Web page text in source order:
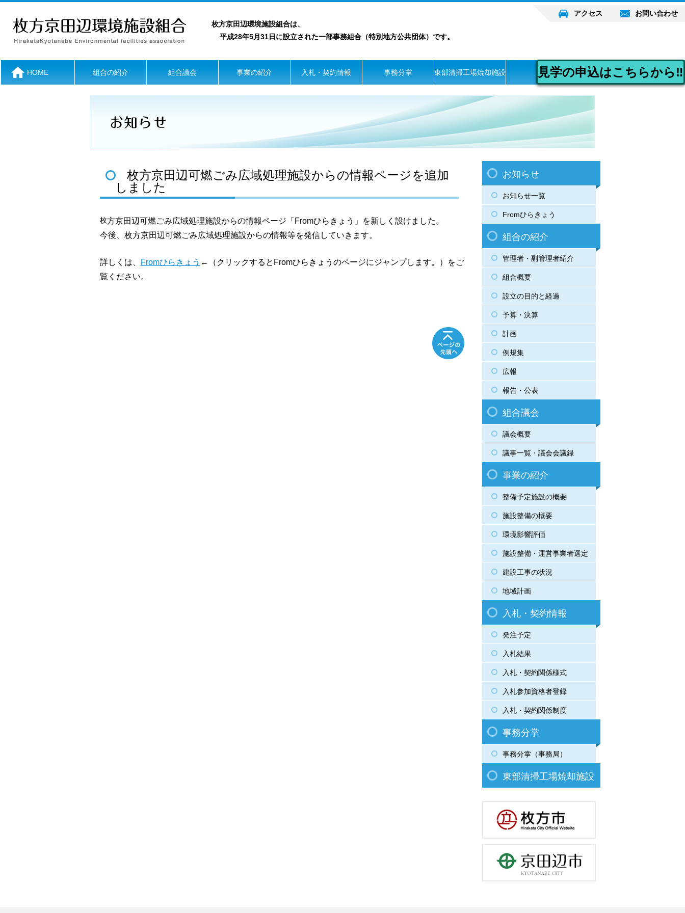
枚方京田辺環境施設組合は、
平成28年5月31日に設立された一部事務組合（特別地方公共団体）です。
アクセス お問い合わせ
HOME 組合の紹介 組合議会 事業の紹介 入札・契約情報 事務分掌 東部清掃工場焼却施設 見学の申込はこちらから‼
枚方京田辺可燃ごみ広域処理施設からの情報ページを追加
しました
枚方京田辺可燃ごみ広域処理施設からの情報ページ「Fromひらきょう」を新しく設けました。
今後、枚方京田辺可燃ごみ広域処理施設からの情報等を発信していきます。
詳しくは、 Fromひらきょう ←（クリックするとFromひらきょうのページにジャンプします。）をご
覧ください。
お知らせ
お知らせ一覧
Fromひらきょう
組合の紹介
管理者・副管理者紹介
組合概要
設立の目的と経過
予算・決算
計画
例規集
広報
報告・公表
組合議会
議会概要
議事一覧・議会会議録
事業の紹介
整備予定施設の概要
施設整備の概要
環境影響評価
施設整備・運営事業者選定
建設工事の状況
地域計画
入札・契約情報
発注予定
入札結果
入札・契約関係様式
入札参加資格者登録
入札・契約関係制度
事務分掌
事務分掌（事務局）
東部清掃工場焼却施設